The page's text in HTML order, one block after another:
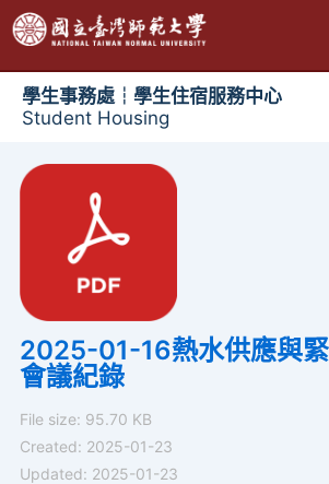
至
學生事務處┆學生住宿服務中心
Student Housing
2025-01-16熱水供應與
會議紀錄
File size: 95.70 KB
Created: 2025-01-23
Updated: 2025-01-23